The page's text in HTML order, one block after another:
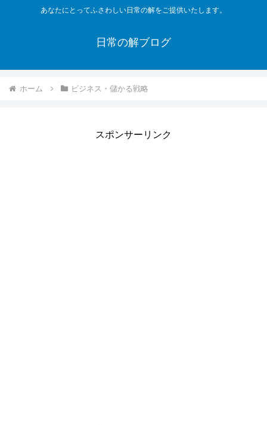
あなたにとってふさわしい日常の解をご提供いたします。
日常の解ブログ
ホーム ビジネス・儲かる戦略
スポンサーリンク